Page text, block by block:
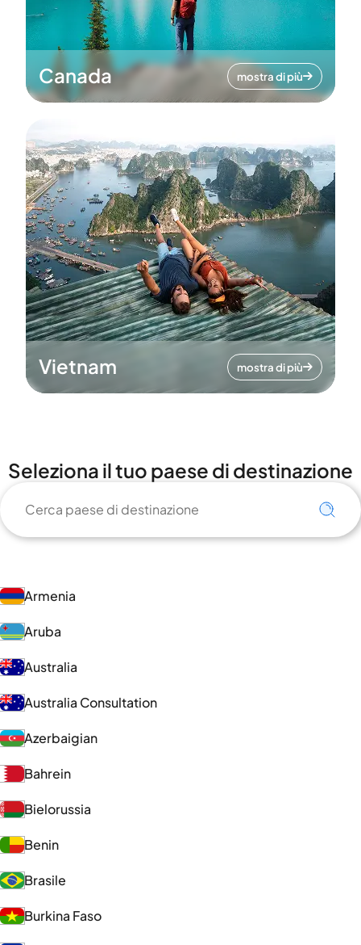
Canada mostra di più
Vietnam mostra di più
Seleziona il tuo paese di destinazione
Armenia
Aruba
Australia
Australia Consultation
Azerbaigian
Bahrein
Bielorussia
Benin
Brasile
Burkina Faso